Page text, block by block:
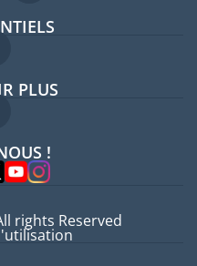
pays
PLUS
!
rights Reserved